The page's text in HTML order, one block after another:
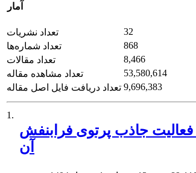
آمار
تعداد نشریات
32
تعداد شماره‌ها
868
تعداد مقالات
8,466
تعداد مشاهده مقاله
53,580,614
تعداد دریافت فایل اصل مقاله 9,696,383
1.
فعالیت جاذب پرتوی فرابنفش
آن